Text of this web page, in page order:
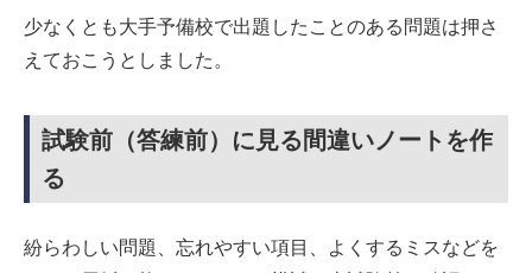
少なくとも大手予備校で出題したことのある問題は押さ
えておこうとしました。
試験前（答練前）に見る間違いノートを作
る
紛らわしい問題、忘れやすい項目、よくするミスなどを